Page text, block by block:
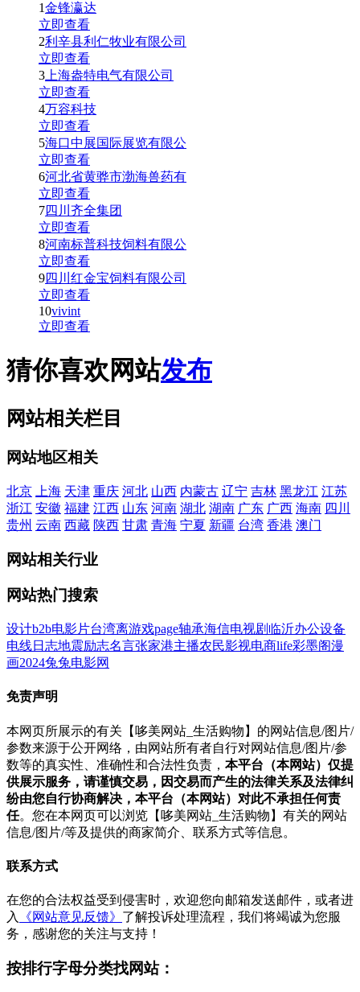
1金锋瀛达
立即查看
2利辛县利仁牧业有限公司
立即查看
3 上海盎特电气有限公司
立即查看
4万容科技
立即查看
5海口中展国际展览有限公
立即查看
6河北省黄骅市渤海兽药有
立即查看
7四川齐全集团
立即查看
8河南标普科技饲料有限公
立即查看
9四川红金宝饲料有限公司
立即查看
10vivint
立即查看
猜你喜欢网站发布
网站相关栏目
网站地区相关
北京 上海 天津 重庆 河北 山西 内蒙古 辽宁 吉林 黑龙江 江苏
浙江 安徽 福建 江西 山东 河南 湖北 湖南 广东 广西 海南 四川
贵州 云南 西藏 陕西 甘肃 青海 宁夏 新疆 台湾 香港 澳门
网站相关行业
网站热门搜索
设计b2b电影片台湾离游戏page轴承海信电视剧 临沂办公设备
电线日志地震励志名言张家港主播农民影视电商life彩墨阁漫
画2024兔兔电影网
免责声明
本网页所展示的有关【哆美网站_生活购物】的网站信息/图片/
参数来源于公开网络，由网站所有者自行对网站信息/图片/参
数等的真实性、准确性和合法性负责， 本平台（本网站）仅提
供展示服务，请谨慎交易，因交易而产生的法律关系及法律纠
纷由您自行协商解决，本平台（本网站）对此不承担任何责
任。您在本网页可以浏览【哆美网站_生活购物】有关的网站
信息/图片/等及提供的商家简介、联系方式等信息。
联系方式
在您的合法权益受到侵害时，欢迎您向邮箱发送邮件，或者进
入
《网站意见反馈》 了解投诉处理流程，我们将竭诚为您服
务，感谢您的关注与支持！
按排行字母分类找网站：